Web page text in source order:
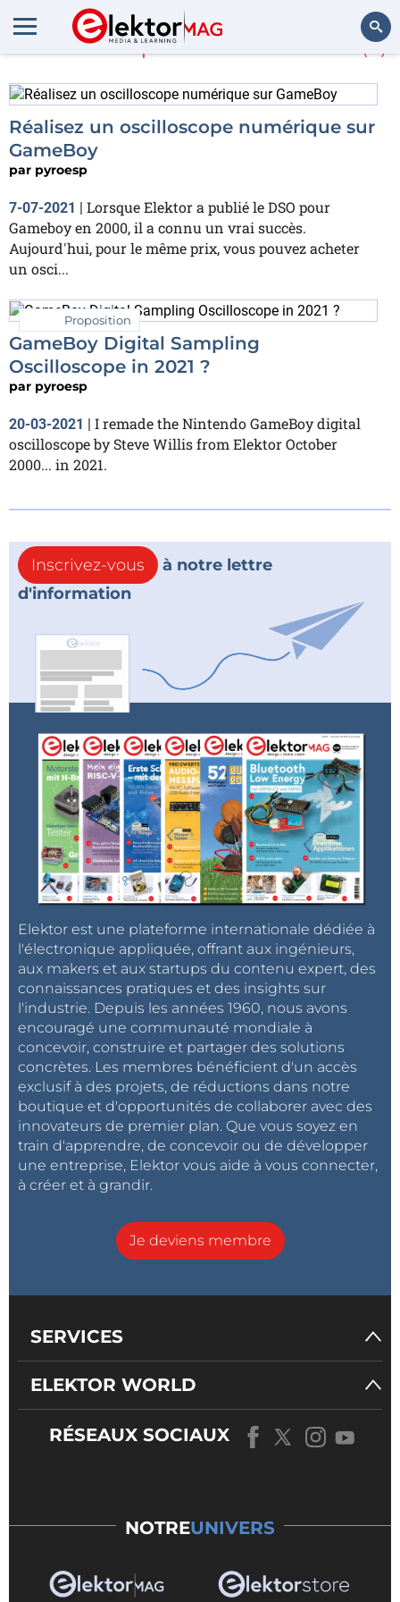
En savoir plus sur (2)
Réalisez un oscilloscope numérique sur
GameBoy
par pyroesp
7-07-2021 | Lorsque Elektor a publié le DSO pour
Gameboy en 2000, il a connu un vrai succès.
Aujourd'hui, pour le même prix, vous pouvez acheter
un osci...
Proposition
GameBoy Digital Sampling
Oscilloscope in 2021 ?
par pyroesp
20-03-2021 | I remade the Nintendo GameBoy digital
oscilloscope by Steve Willis from Elektor October
2000... in 2021.
Inscrivez-vous
à notre lettre
d'information
Elektor est une plateforme internationale dédiée à
l'électronique appliquée, offrant aux ingénieurs,
aux makers et aux startups du contenu expert, des
connaissances pratiques et des insights sur
l'industrie. Depuis les années 1960, nous avons
encouragé une communauté mondiale à
concevoir, construire et partager des solutions
concrètes. Les membres bénéficient d'un accès
exclusif à des projets, de réductions dans notre
boutique et d'opportunités de collaborer avec des
innovateurs de premier plan. Que vous soyez en
train d'apprendre, de concevoir ou de développer
une entreprise, Elektor vous aide à vous connecter,
à créer et à grandir.
Je deviens membre
SERVICES
ELEKTOR WORLD
RÉSEAUX SOCIAUX
NOTREUNIVERS